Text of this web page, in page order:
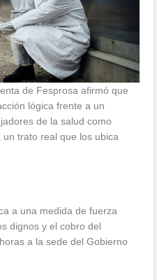
de Fesprosa afirmó que
lógica frente a un
de la salud como
trato real que los ubica
a una medida de fuerza
dignos y el cobro del
a la sede del Gobierno